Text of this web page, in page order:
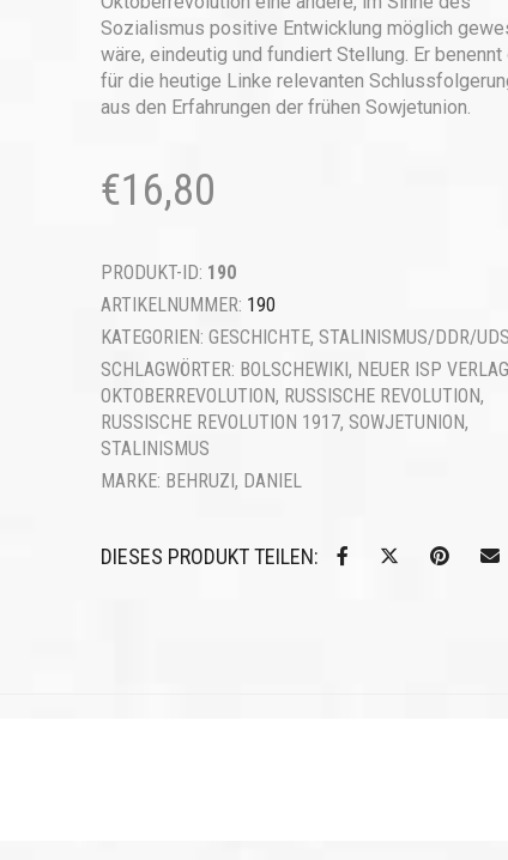
Sozialismus positive Entwicklung möglich
wäre, eindeutig und fundiert Stellung. Er benennt
für die heutige Linke relevanten
aus den Erfahrungen der frühen Sowjetunion.
€16,80
PRODUKT-ID: 190
ARTIKELNUMMER: 190
KATEGORIEN: GESCHICHTE, STALINISMUS/DDR/
SCHLAGWÖRTER: BOLSCHEWIKI, NEUER ISP VERLAG
OKTOBERREVOLUTION, RUSSISCHE REVOLUTION,
RUSSISCHE REVOLUTION 1917, SOWJETUNION,
STALINISMUS
MARKE: BEHRUZI, DANIEL
DIESES PRODUKT TEILEN: